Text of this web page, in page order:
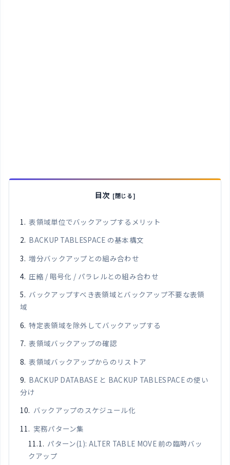
目次
表領域単位でバックアップするメリット
BACKUP TABLESPACE の基本構文
増分バックアップとの組み合わせ
圧縮 / 暗号化 / パラレルとの組み合わせ
バックアップすべき表領域とバックアップ不要な表領
域
特定表領域を除外してバックアップする
表領域バックアップの確認
表領域バックアップからのリストア
BACKUP DATABASE と BACKUP TABLESPACE の使い
分け
バックアップのスケジュール化
実務パターン集
パターン(1): ALTER TABLE MOVE 前の臨時バッ
クアップ